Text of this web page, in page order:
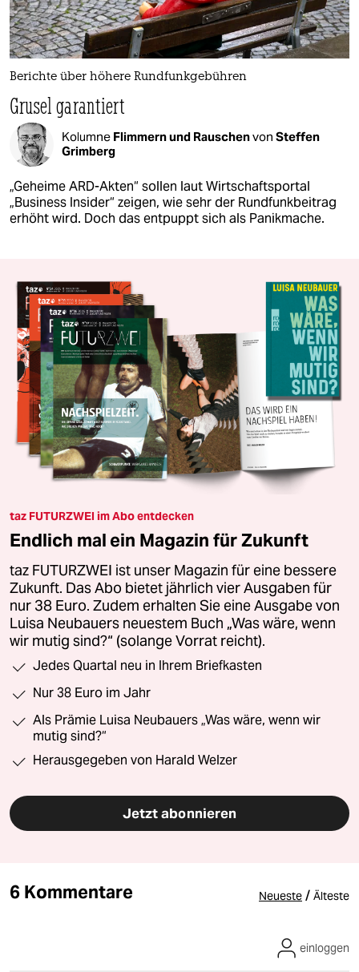
Berichte über höhere Rundfunkgebühren
Grusel garantiert
Kolumne Flimmern und Rauschenvon Steffen
Grimberg
„Geheime ARD-Akten“ sollen laut Wirtschaftsportal
„Business Insider“ zeigen, wie sehr der Rundfunkbeitrag
erhöht wird. Doch das entpuppt sich als Panikmache.
taz FUTURZWEI im Abo entdecken
Endlich mal ein Magazin für Zukunft
taz FUTURZWEI ist unser Magazin für eine bessere
Zukunft. Das Abo bietet jährlich vier Ausgaben für
nur 38 Euro. Zudem erhalten Sie eine Ausgabe von
Luisa Neubauers neuestem Buch „Was wäre, wenn
wir mutig sind?“ (solange Vorrat reicht).
Jedes Quartal neu in Ihrem Briefkasten
Nur 38 Euro im Jahr
Als Prämie Luisa Neubauers „Was wäre, wenn wir
mutig sind?“
Herausgegeben von Harald Welzer
Jetzt abonnieren
6 Kommentare Neueste / Älteste
einloggen